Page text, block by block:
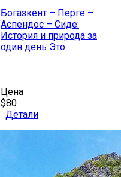
Богазкент – Перге –
Аспендос – Сиде:
История и природа за
один день Это
Цена
$80
Детали